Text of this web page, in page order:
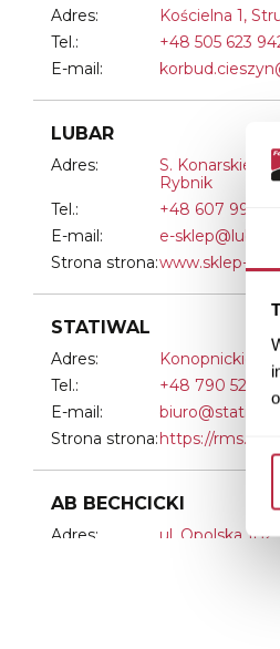
Adres:
Kościelna 1,
Tel.:
+48 505 623
E-mail:
LUBAR
Adres:
S. Konarskiego
Rybnik
Tel.:
+48 607 993
E-mail:
e-sklep@lubar.pl
Strona strona:www.sklep-
STATIWAL
Adres:
Konopnickiej
Tel.:
+48 790 529 651
E-mail:
Strona strona:https://rms.pl/
AB BECHCICKI
Adres:
ul. Opolska